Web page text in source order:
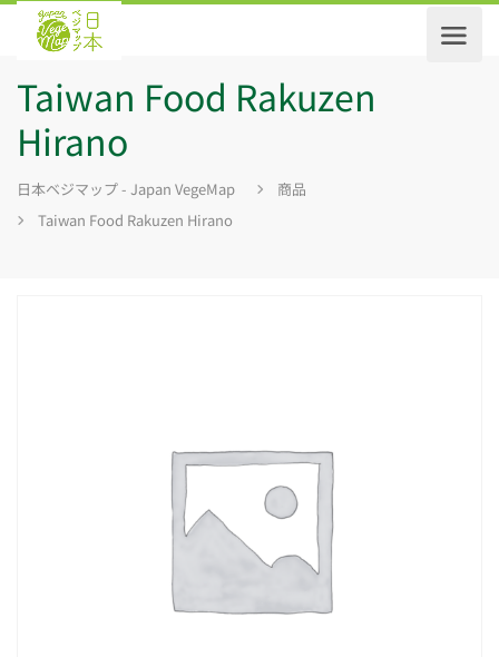
Taiwan Food Rakuzen
Hirano
日本ベジマップ - Japan VegeMap
商品
Taiwan Food Rakuzen Hirano